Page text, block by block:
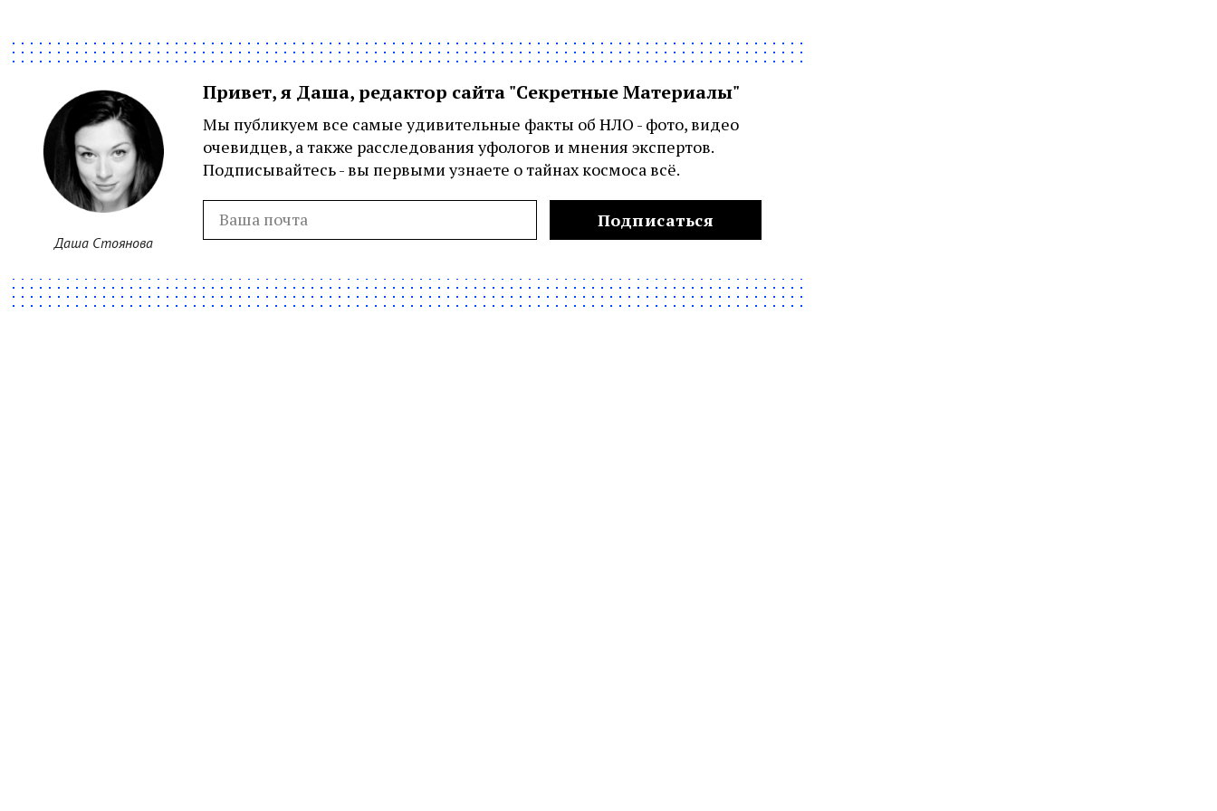
Даша Стоянова
Привет, я Даша, редактор сайта "Секретные Материалы"
Мы публикуем все самые удивительные факты об НЛО - фото, видео
очевидцев, а также расследования уфологов и мнения экспертов.
Подписывайтесь - вы первыми узнаете о тайнах космоса всё.
Подписаться